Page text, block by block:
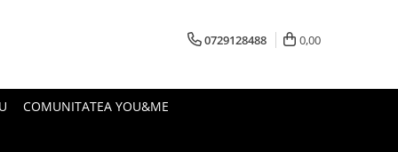
0729128488 0,00
COMUNITATEA YOU&ME